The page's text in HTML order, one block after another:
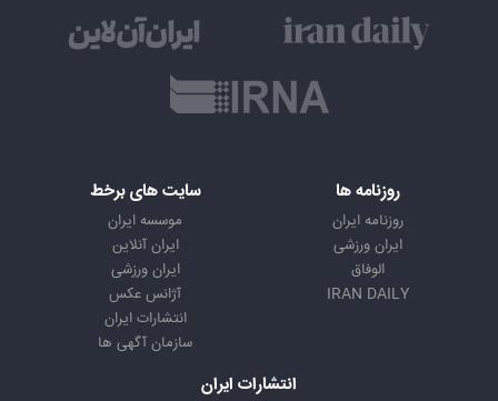
روزنامه ها
روزنامه ایران
ایران ورزشی
الوفاق
IRAN DAILY
سایت های برخط
موسسه ایران
ایران آنلاین
ایران ورزشی
آژانس عکس
انتشارات ایران
سازمان آگهی ها
انتشارات ایران